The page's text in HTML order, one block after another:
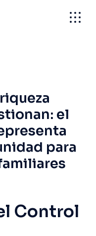
el
para
Control